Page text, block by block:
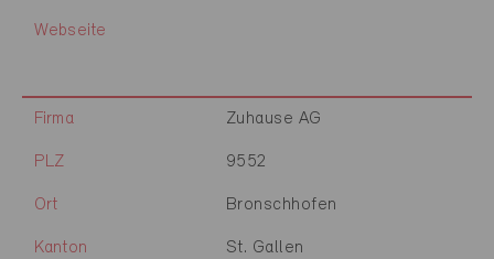
Webseite
Firma Zuhause AG
PLZ 9552
Ort Bronschhofen
Kanton St. Gallen